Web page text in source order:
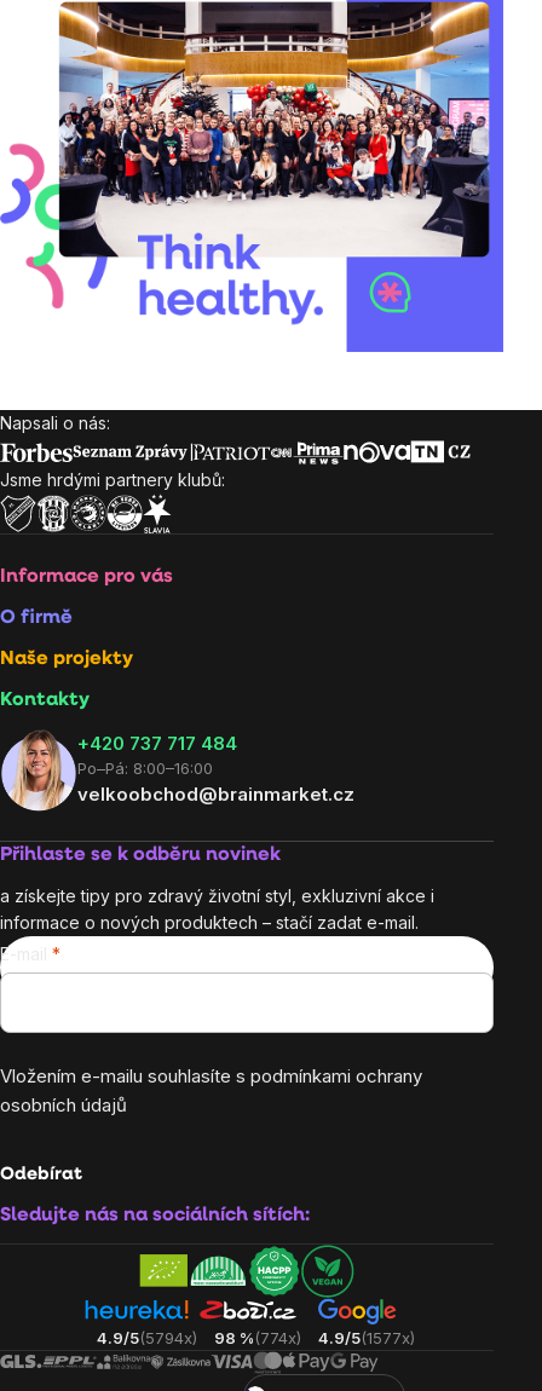
Zápatí
Napsali o nás:
Jsme hrdými partnery klubů:
Informace pro vás
O firmě
Naše projekty
Kontakty
+420 737 717 484
Po–Pá: 8:00–16:00
velkoobchod@brainmarket.cz
Přihlaste se k odběru novinek
a získejte tipy pro zdravý životní styl, exkluzivní akce i
informace o nových produktech – stačí zadat e-mail.
E-mail
Vložením e-mailu souhlasíte s podmínkami ochrany
osobních údajů
Odebírat
Sledujte nás na sociálních sítích:
4.9/5(5794x) 98 %(774x) 4.9/5(1577x)